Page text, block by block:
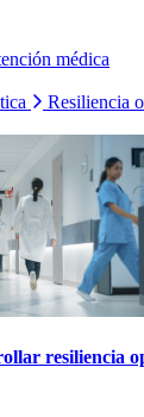
médica
Resiliencia
resiliencia